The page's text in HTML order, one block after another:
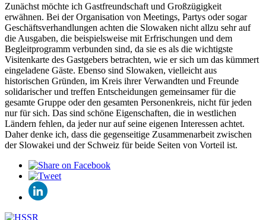
Zunächst möchte ich Gastfreundschaft und Großzügigkeit
erwähnen. Bei der Organisation von Meetings, Partys oder sogar
Geschäftsverhandlungen achten die Slowaken nicht allzu sehr auf
die Ausgaben, die beispielsweise mit Erfrischungen und dem
Begleitprogramm verbunden sind, da sie es als die wichtigste
Visitenkarte des Gastgebers betrachten, wie er sich um das kümmert
eingeladene Gäste. Ebenso sind Slowaken, vielleicht aus
historischen Gründen, im Kreis ihrer Verwandten und Freunde
solidarischer und treffen Entscheidungen gemeinsamer für die
gesamte Gruppe oder den gesamten Personenkreis, nicht für jeden
nur für sich. Das sind schöne Eigenschaften, die in westlichen
Ländern fehlen, da jeder nur auf seine eigenen Interessen achtet.
Daher denke ich, dass die gegenseitige Zusammenarbeit zwischen
der Slowakei und der Schweiz für beide Seiten von Vorteil ist.